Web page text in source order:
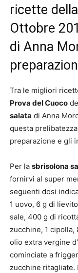
ricette
Ottobre
di Anna
Tra le migliori
Prova del Cuoco
salata di Anna
questa
preparazione e gli
Per la sbrisolona
fornirvi al super
seguenti dosi
1 uovo, 6 g di
sale, 400 g di
zucchine, 1 cipolla,
olio extra vergine
cominciate a
zucchine ritagliate.